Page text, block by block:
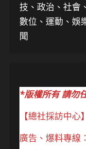
技、 政治、社會
數位、運動、娛
聞
*版權所有 請勿
【總社採訪中心】
廣告、爆料專線：